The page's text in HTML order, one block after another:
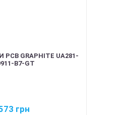
PCB GRAPHITE UA281-
B7-GT
грн